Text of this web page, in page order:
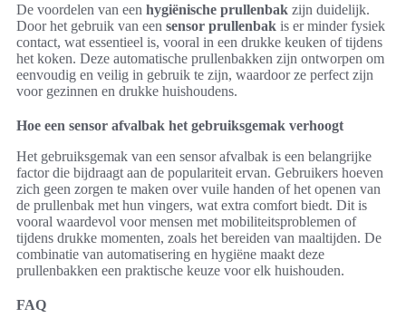
De voordelen van een hygiënische prullenbak zijn duidelijk.
Door het gebruik van een sensor prullenbak is er minder fysiek
contact, wat essentieel is, vooral in een drukke keuken of tijdens
het koken. Deze automatische prullenbakken zijn ontworpen om
eenvoudig en veilig in gebruik te zijn, waardoor ze perfect zijn
voor gezinnen en drukke huishoudens.
Hoe een sensor afvalbak het gebruiksgemak verhoogt
Het gebruiksgemak van een sensor afvalbak is een belangrijke
factor die bijdraagt aan de populariteit ervan. Gebruikers hoeven
zich geen zorgen te maken over vuile handen of het openen van
de prullenbak met hun vingers, wat extra comfort biedt. Dit is
vooral waardevol voor mensen met mobiliteitsproblemen of
tijdens drukke momenten, zoals het bereiden van maaltijden. De
combinatie van automatisering en hygiëne maakt deze
prullenbakken een praktische keuze voor elk huishouden.
FAQ